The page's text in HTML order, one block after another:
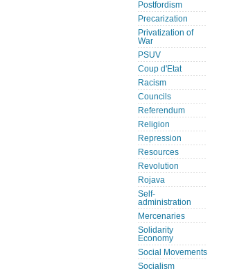
Postfordism
Precarization
Privatization of
War
PSUV
Coup d'Etat
Racism
Councils
Referendum
Religion
Repression
Resources
Revolution
Rojava
Self-
administration
Mercenaries
Solidarity
Economy
Social Movements
Socialism